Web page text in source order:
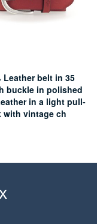
Leather belt in 35
buckle in polished
in a light pull-
with vintage ch